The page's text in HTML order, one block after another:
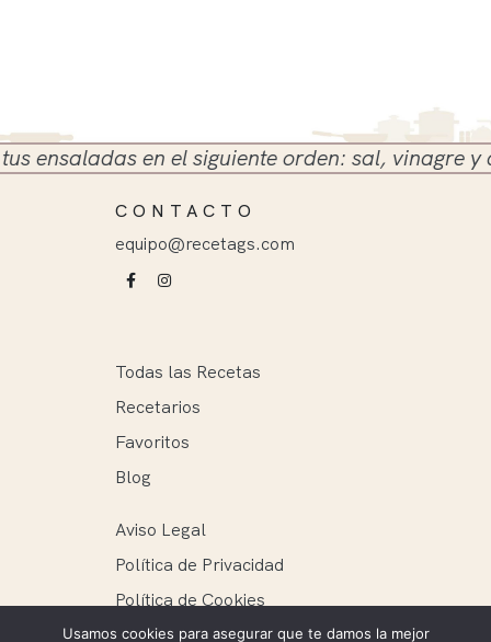
en el siguiente orden: sal, vinagre y
CONTACTO
equipo@recetags.com
Todas las Recetas
Recetarios
Favoritos
Blog
Aviso Legal
Política de Privacidad
Política de Cookies
Usamos cookies para asegurar que te damos la mejor